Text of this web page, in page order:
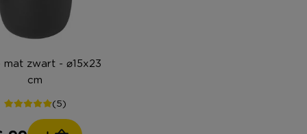
mat zwart - ⌀15x23
cm
(5)